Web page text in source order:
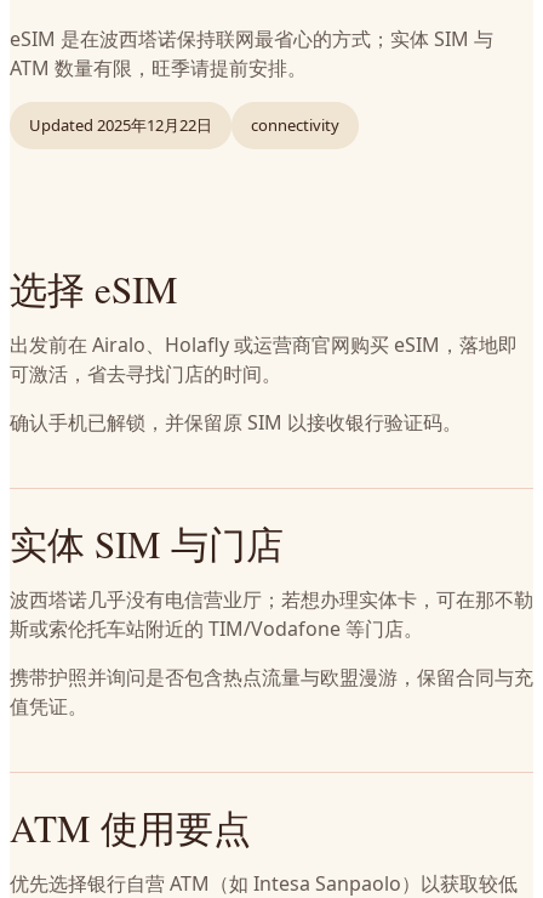
eSIM 是在波西塔诺保持联网最省心的方式；实体 SIM 与
ATM 数量有限，旺季请提前安排。
Updated 2025年12月22日 connectivity
选择 eSIM
出发前在 Airalo、Holafly 或运营商官网购买 eSIM，落地即
可激活，省去寻找门店的时间。
确认手机已解锁，并保留原 SIM 以接收银行验证码。
实体 SIM 与门店
波西塔诺几乎没有电信营业厅；若想办理实体卡，可在那不勒
斯或索伦托车站附近的 TIM/Vodafone 等门店。
携带护照并询问是否包含热点流量与欧盟漫游，保留合同与充
值凭证。
ATM 使用要点
优先选择银行自营 ATM（如 Intesa Sanpaolo）以获取较低